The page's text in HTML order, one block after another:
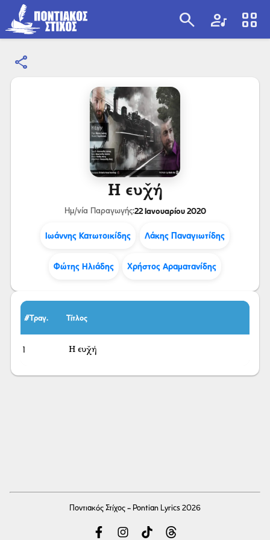
search artist view_cozy
share
Η ευχ̌ή
Ημ/νία Παραγωγής:22 Ιανουαρίου 2020
Ιωάννης Κατωτοικίδης Λάκης Παναγιωτίδης
Φώτης Ηλιάδης Χρήστος Αραματανίδης
#Τραγ. Τίτλος
1 Η ευχ̌ή
Ποντιακός Στίχος - Pontian Lyrics 2026